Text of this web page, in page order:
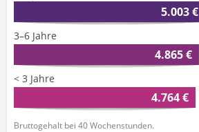
5.003 €
3–6 Jahre
4.865 €
< 3 Jahre
4.764 €
Bruttogehalt bei 40 Wochenstunden.